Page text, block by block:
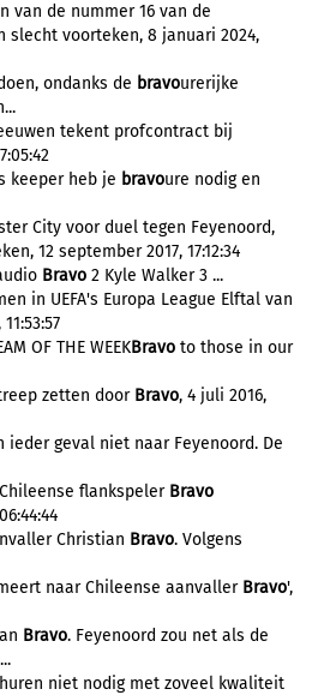
van de nummer 16 van de
slecht voorteken, 8 januari 2024,
ondanks de bravourerijke
tekent profcontract bij
keeper heb je bravoure nodig en
City voor duel tegen Feyenoord,
12 september 2017, 17:12:34
Bravo 2 Kyle Walker 3 ...
in UEFA's Europa League Elftal van
OF THE WEEKBravo to those in our
zetten door Bravo, 4 juli 2016,
ieder geval niet naar Feyenoord. De
flankspeler Bravo
Christian Bravo. Volgens
naar Chileense aanvaller Bravo',
Bravo. Feyenoord zou net als de
niet nodig met zoveel kwaliteit